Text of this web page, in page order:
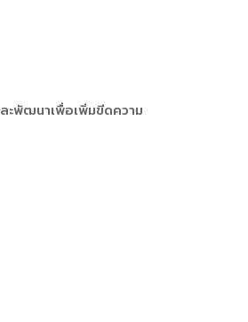
ะพัฒนาเพื่อเพิ่มขีดความ